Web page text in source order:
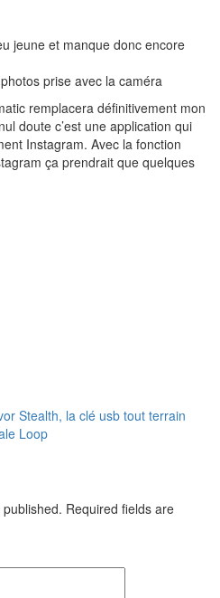
jeune et manque donc encore
prise avec la caméra
remplacera définitivement mon
doute c’est une application qui
Instagram. Avec la fonction
ça prendrait que quelques
Stealth, la clé usb tout terrain
Loop
Required fields are